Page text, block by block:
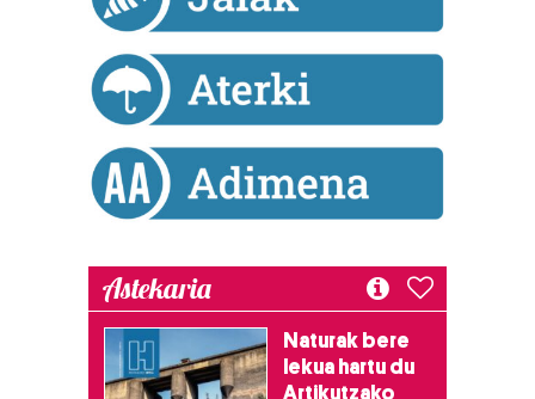
produktuak garatzeko. Zure datuak nork eta zertarako
erabiltzen dituen hauta dezakezu.
Bazkide batzuek ez dizute baimenik eskatzen, eta beren
interes komertzial legitimoetan babesten dira. Ikusi gure
bazkideen zerrenda, beren ustez zein helburutarako
duten interes legitimoa eta horren aurka nola egin
Lortu zure datu pertsonalak prozesatzeko moduari
buruzko informazio gehiago eta ezarri zure lehentasunak
datuen atalean. Edozein unetan alda edo ken dezakezu
zure baimena Cookieen adierazpenean.
Astekaria
Naturak bere
lekua hartu du
Artikutzako